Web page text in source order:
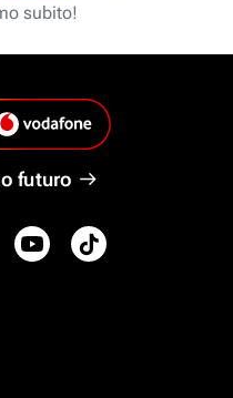
subito!
futuro